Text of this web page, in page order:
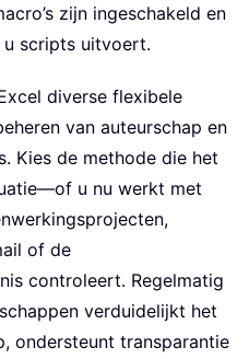
zijn ingeschakeld en
scripts uitvoert.
diverse flexibele
van auteurschap en
Kies de methode die het
u nu werkt met
of de
controleert. Regelmatig
verduidelijkt het
ondersteunt transparantie